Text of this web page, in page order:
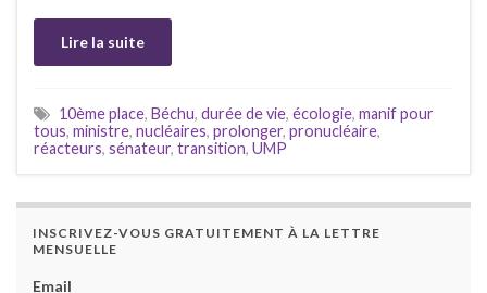
Lire la suite
10ème place, Béchu, durée de vie, écologie, manif pour
tous, ministre, nucléaires, prolonger, pronucléaire,
réacteurs, sénateur, transition, UMP
INSCRIVEZ-VOUS GRATUITEMENT À LA LETTRE
MENSUELLE
Email